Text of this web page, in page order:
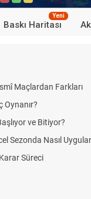
Baskı Haritası
Yeni
Maçlardan Farkları
Oynanır?
ve Bitiyor?
Sezonda Nasıl
Süreci